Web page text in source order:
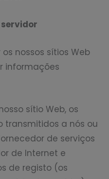
nossos sítios Web
informações
sítio Web, os
transmitidos a nós ou
de serviços
de Internet e
de registo (os